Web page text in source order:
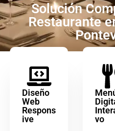
Solución
Restaurante
Diseño
Web
Respons
ive
vo